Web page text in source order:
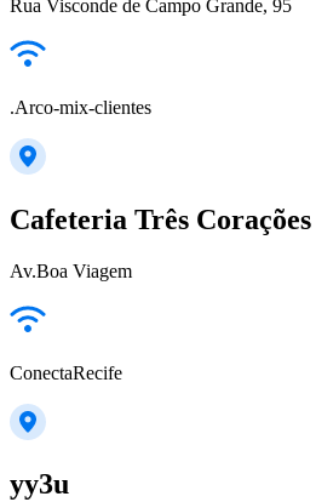
Rua Visconde de Campo Grande, 95
.Arco-mix-clientes
Cafeteria Três Corações
Av.Boa Viagem
ConectaRecife
yy3u